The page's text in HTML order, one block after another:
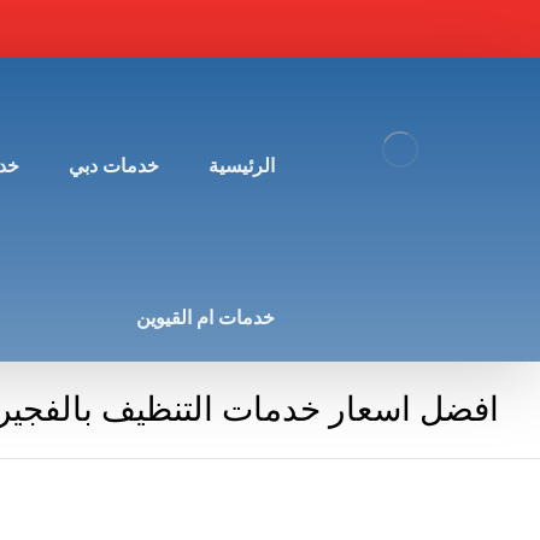
الرئيسية خدمات دبي
خدمات ام القيوين
افضل اسعار خدمات التنظيف